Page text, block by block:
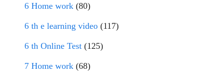
6 Home work (80)
6 th e learning video (117)
6 th Online Test (125)
7 Home work (68)